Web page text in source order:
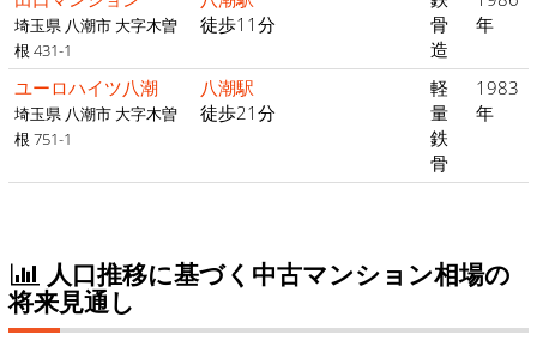
埼玉県 八潮市 大字木曽
根 431-1
徒歩11分
骨
造
年
ユーロハイツ八潮
埼玉県 八潮市 大字木曽
根 751-1
八潮駅
徒歩21分
軽
量
鉄
骨
1983
年
人口推移に基づく中古マンション相場の
将来見通し